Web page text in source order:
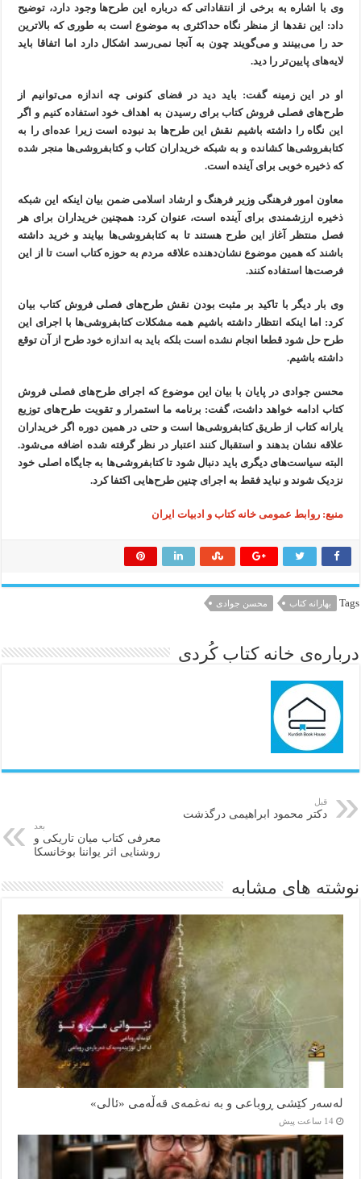
وی با اشاره به برخی از انتقاداتی که درباره این طرح‌ها وجود دارد، توضیح
داد: این نقدها از منظر نگاه حداکثری به موضوع است به طوری که بالاترین
حد را می‌بینند و می‌گویند چون به آنجا نمی‌رسد اشکال دارد اما اتفاقا باید
لایه‌های پایین‌تر را دید.
او در این زمینه گفت: باید دید در فضای کنونی چه اندازه می‌توانیم از
طرح‌های فصلی فروش کتاب برای رسیدن به اهداف خود استفاده کنیم و اگر
این نگاه را داشته باشیم نقش این طرح‌ها بد نبوده است زیرا عد‌ه‌ای را به
کتابفروشی‌ها کشانده و به شبکه خریداران کتاب و کتابفروشی‌ها منجر شده
که ذخیره خوبی برای آینده است.
معاون امور فرهنگی وزیر فرهنگ و ارشاد اسلامی ضمن بیان اینکه این شبکه
ذخیره ارزشمندی برای آینده است، عنوان کرد: همچنین خریداران برای هر
فصل منتظر آغاز این طرح هستند تا به کتابفروشی‌ها بیایند و خرید داشته
باشند که همین موضوع نشان‌دهنده علاقه مردم به حوزه کتاب است تا از این
فرصت‌ها استفاده کنند.
وی بار دیگر با تاکید بر مثبت بودن نقش طرح‌های فصلی فروش کتاب بیان
کرد: اما اینکه انتظار داشته باشیم همه مشکلات کتابفروشی‌ها با اجرای این
طرح حل شود قطعا انجام نشده است بلکه باید به اندازه‌ خود طرح از آن توقع
داشته باشیم.
محسن جوادی در پایان با بیان این موضوع که اجرای طرح‌های فصلی فروش
کتاب ادامه خواهد داشت، گفت: برنامه ما استمرار و تقویت طرح‌های توزیع
یارانه کتاب از طریق کتابفروشی‌ها است و حتی در همین دوره اگر خریداران
علاقه نشان بدهند و استقبال کنند اعتبار در نظر گرفته شده اضافه می‌شود.
البته سیاست‌های دیگری باید دنبال شود تا کتابفروشی‌ها به جایگاه اصلی خود
نزدیک شوند و نباید فقط به اجرای چنین طرح‌هایی اکتفا کرد.
منبع: روابط عمومی خانه کتاب و ادبیات ایران
Tags بهارانه کتاب محسن جوادی
درباره‌ی خانه کتاب کُردی
قبل
دکتر محمود ابراهیمی درگذشت
بعد
معرفی کتاب میان تاریکی و
روشنایی اثر یواننا بوخانسکا
نوشته های مشابه
لەسەر کێشی ڕوباعی و به نەغمەی قەڵەمی «ئالی»
14 ساعت پیش